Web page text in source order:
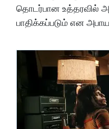
தொடர்பான உத்தரவில்
பாதிக்கப்படும் என